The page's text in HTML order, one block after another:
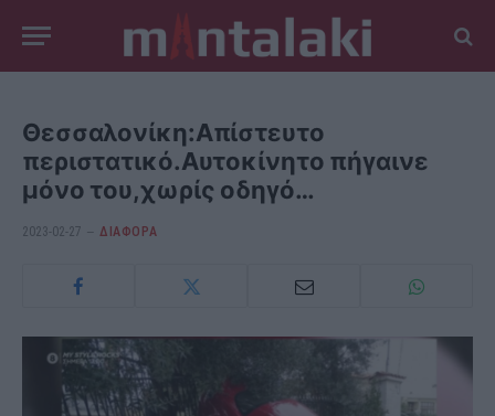
Θεσσαλονίκη:Απίστευτο
περιστατικό.Αυτοκίνητο πήγαινε
μόνο του,χωρίς οδηγό…
2023-02-27 ΔΙΆΦΟΡΑ